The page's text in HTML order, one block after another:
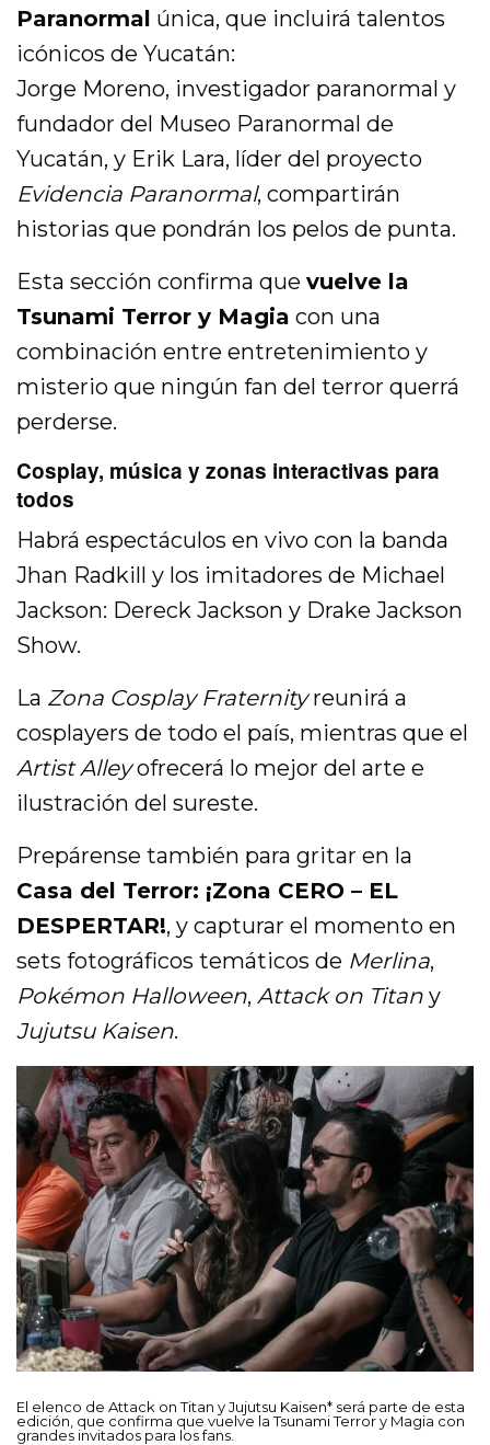
Paranormal única, que incluirá talentos
icónicos de Yucatán:
Jorge Moreno, investigador paranormal y
fundador del Museo Paranormal de
Yucatán, y Erik Lara, líder del proyecto
Evidencia Paranormal, compartirán
historias que pondrán los pelos de punta.
Esta sección confirma quevuelve la
Tsunami Terror y Magia con una
combinación entre entretenimiento y
misterio que ningún fan del terror querrá
perderse.
Cosplay, música y zonas interactivas para
todos
Habrá espectáculos en vivo con la banda
Jhan Radkill y los imitadores de Michael
Jackson: Dereck Jackson y Drake Jackson
Show.
La Zona Cosplay Fraternityreunirá a
cosplayers de todo el país, mientras que el
Artist Alleyofrecerá lo mejor del arte e
ilustración del sureste.
Prepárense también para gritar en la
Casa del Terror: ¡Zona CERO – EL
DESPERTAR!, y capturar el momento en
sets fotográficos temáticos de Merlina,
Pokémon Halloween,Attack on Titan y
Jujutsu Kaisen.
El elenco de Attack on Titan y Jujutsu Kaisen* será parte de esta
edición, que confirma que vuelve la Tsunami Terror y Magia con
grandes invitados para los fans.